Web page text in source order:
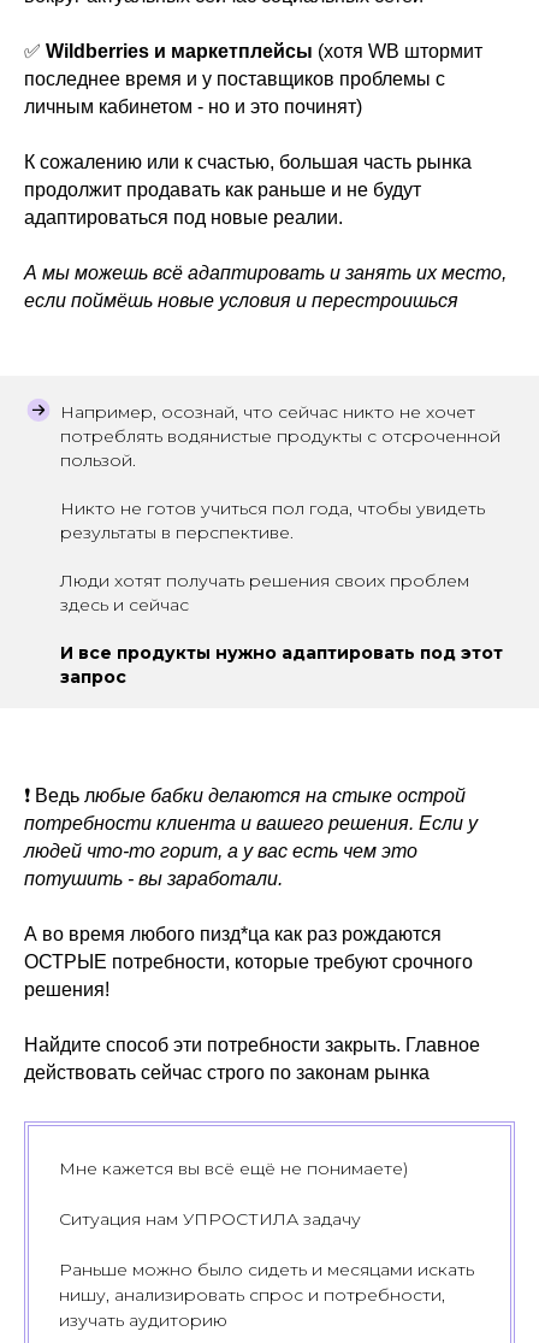
✅ Wildberries и маркетплейсы (хотя WB штормит
последнее время и у поставщиков проблемы с
личным кабинетом - но и это починят)
К сожалению или к счастью, большая часть рынка
продолжит продавать как раньше и не будут
адаптироваться под новые реалии.
А мы можешь всё адаптировать и занять их место,
если поймёшь новые условия и перестроишься
Например, осознай, что сейчас никто не хочет
потреблять водянистые продукты с отсроченной
пользой.
Никто не готов учиться пол года, чтобы увидеть
результаты в перспективе.
Люди хотят получать решения своих проблем
здесь и сейчас
И все продукты нужно адаптировать под этот
запрос
❗ Ведь любые бабки делаются на стыке острой
потребности клиента и вашего решения. Если у
людей что-то горит, а у вас есть чем это
потушить - вы заработали.
А во время любого пизд*ца как раз рождаются
ОСТРЫЕ потребности, которые требуют срочного
решения!
Найдите способ эти потребности закрыть. Главное
действовать сейчас строго по законам рынка
Мне кажется вы всё ещё не понимаете)
Ситуация нам УПРОСТИЛА задачу
Раньше можно было сидеть и месяцами искать
нишу, анализировать спрос и потребности,
изучать аудиторию